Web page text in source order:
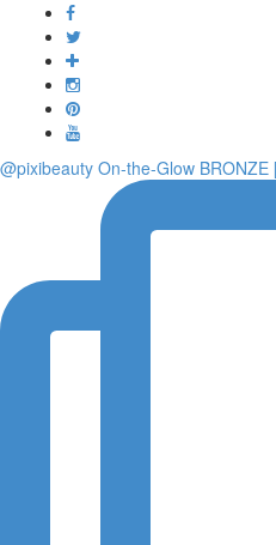
@pixibeauty On-the-Glow BRONZE